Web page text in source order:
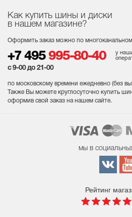
Как купить шины и диски
в нашем магазине?
Оформить заказ можно по
+7 495 995-80-40
у
с 9-00 до 21-00
по московскому времени ежедневно (без
Также Вы можете круглосуточно купить
оформив свой заказ на нашем сайте.
мы в
Рейтинг